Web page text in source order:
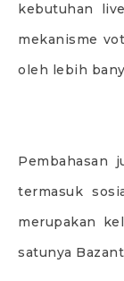
kebutuhan
mekanisme
oleh lebih
Pembahasan
termasuk
merupakan
satunya